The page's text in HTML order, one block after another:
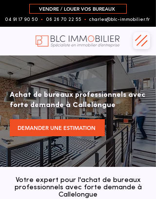
VENDRE / LOUER VOS BUREAUX
04 91 17 90 50 ▪︎ 06 26 70 22 55 ▪︎ charles@blc-immobilier.fr
Achat de bureaux professionnels avec
forte demande à Callelongue
DEMANDER UNE ESTIMATION
Votre expert pour l'achat de bureaux
professionnels avec forte demande à
Callelongue